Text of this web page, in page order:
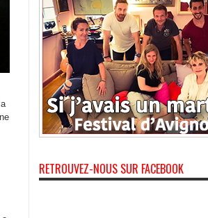
RETROUVEZ-NOUS SUR FACEBOOK